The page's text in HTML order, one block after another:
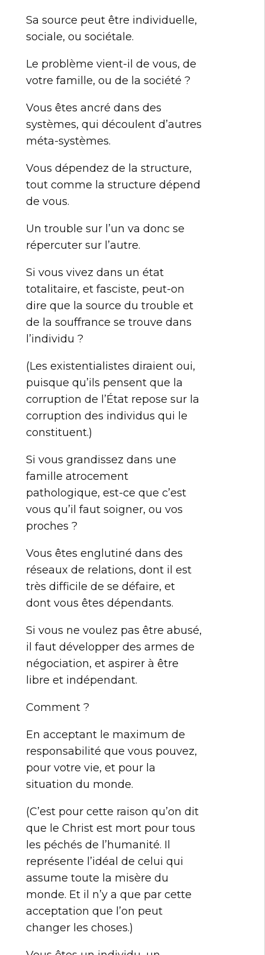
Sa source peut être individuelle,
sociale, ou sociétale.
Le problème vient-il de vous, de
votre famille, ou de la société ?
Vous êtes ancré dans des
systèmes, qui découlent d’autres
méta-systèmes.
Vous dépendez de la structure,
tout comme la structure dépend
de vous.
Un trouble sur l’un va donc se
répercuter sur l’autre.
Si vous vivez dans un état
totalitaire, et fasciste, peut-on
dire que la source du trouble et
de la souffrance se trouve dans
l’individu ?
(Les existentialistes diraient oui,
puisque qu’ils pensent que la
corruption de l’État repose sur la
corruption des individus qui le
constituent.)
Si vous grandissez dans une
famille atrocement
pathologique, est-ce que c’est
vous qu’il faut soigner, ou vos
proches ?
Vous êtes englutiné dans des
réseaux de relations, dont il est
très difficile de se défaire, et
dont vous êtes dépendants.
Si vous ne voulez pas être abusé,
il faut développer des armes de
négociation, et aspirer à être
libre et indépendant.
Comment ?
En acceptant le maximum de
responsabilité que vous pouvez,
pour votre vie, et pour la
situation du monde.
(C’est pour cette raison qu’on dit
que le Christ est mort pour tous
les péchés de l’humanité. Il
représente l’idéal de celui qui
assume toute la misère du
monde. Et il n’y a que par cette
acceptation que l’on peut
changer les choses.)